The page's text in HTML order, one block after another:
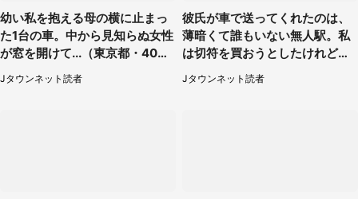
幼い私を抱える母の横に止まっ
た1台の車。中から見知らぬ女性
が窓を開けて...（東京都・40代
Jタウンネット読者
彼氏が車で送ってくれたのは、
薄暗くて誰もいない無人駅。私
は切符を買おうとしたけれど
（山形県・20代女性）
Jタウンネット読者